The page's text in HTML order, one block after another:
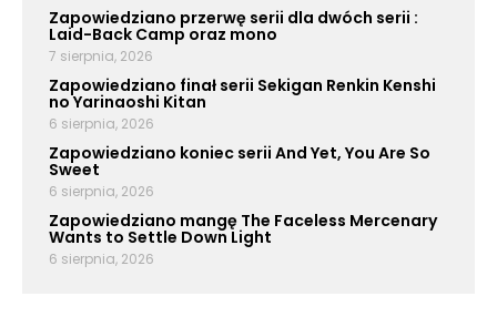
Zapowiedziano przerwę serii dla dwóch serii :
Laid-Back Camp oraz mono
7 sierpnia, 2026
Zapowiedziano finał serii Sekigan Renkin Kenshi
no Yarinaoshi Kitan
6 sierpnia, 2026
Zapowiedziano koniec serii And Yet, You Are So
Sweet
6 sierpnia, 2026
Zapowiedziano mangę The Faceless Mercenary
Wants to Settle Down Light
6 sierpnia, 2026